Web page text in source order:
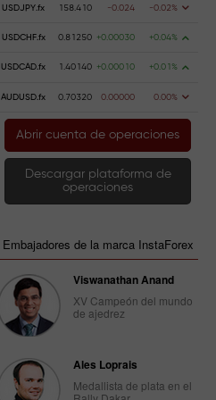
USDJPY.fx 158.410 -0.024 -0.02%
USDCHF.fx 0.81250 +0.00030 +0.04%
USDCAD.fx 1.40140 +0.00010 +0.01%
AUDUSD.fx 0.70320 0.00000 0.00%
Abrir cuenta de operaciones
Descargar plataforma de
operaciones
Embajadores de la marca InstaForex
Viswanathan Anand
XV Campeón del mundo
de ajedrez
Ales Loprais
Medallista de plata en el